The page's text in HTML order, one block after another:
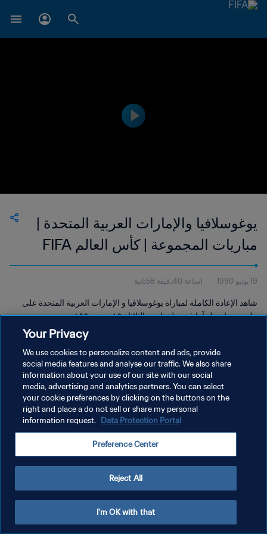
يوغوسلافيا والإمارات العربية المتحدة |
مباريات المجموعة | كأس العالم FIFA
إيطاليا ١٩٩٠ | إعادة المباراة
19 يونيو 1990 1ساعة 40دقيقة 58ثانية
شاهد الإعادة الكاملة لمباراة يوغوسلافيا و الإمارات العربية المتحدة على
ملعب ريناتو دل آرا في بولونيا يوم الثلاثاء ١٩ يونيو ١٩٩٠.
سياسة الخصوصية
إدارة تفضيلات ملفات تعريف الارتباط
Your Privacy
We use cookies to personalize content and ads, provide
social media features and analyse our traffic. We also share
information about your use of our site with our social
media, advertising and analytics partners. You can select
your cookie preferences by clicking on the buttons on the
right and place a do not sell or share my personal
information request. Data Protection Portal
Preference Center
Reject All
I'm OK with that